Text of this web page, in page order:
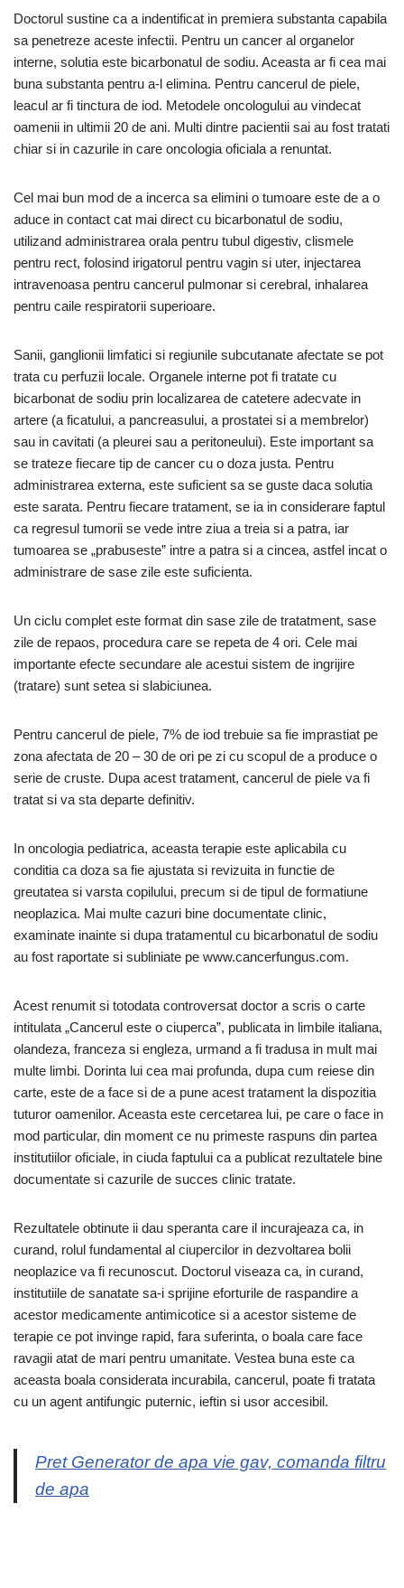
Doctorul sustine ca a indentificat in premiera substanta capabila
sa penetreze aceste infectii. Pentru un cancer al organelor
interne, solutia este bicarbonatul de sodiu. Aceasta ar fi cea mai
buna substanta pentru a-l elimina. Pentru cancerul de piele,
leacul ar fi tinctura de iod. Metodele oncologului au vindecat
oamenii in ultimii 20 de ani. Multi dintre pacientii sai au fost tratati
chiar si in cazurile in care oncologia oficiala a renuntat.
Cel mai bun mod de a incerca sa elimini o tumoare este de a o
aduce in contact cat mai direct cu bicarbonatul de sodiu,
utilizand administrarea orala pentru tubul digestiv, clismele
pentru rect, folosind irigatorul pentru vagin si uter, injectarea
intravenoasa pentru cancerul pulmonar si cerebral, inhalarea
pentru caile respiratorii superioare.
Sanii, ganglionii limfatici si regiunile subcutanate afectate se pot
trata cu perfuzii locale. Organele interne pot fi tratate cu
bicarbonat de sodiu prin localizarea de catetere adecvate in
artere (a ficatului, a pancreasului, a prostatei si a membrelor)
sau in cavitati (a pleurei sau a peritoneului). Este important sa
se trateze fiecare tip de cancer cu o doza justa. Pentru
administrarea externa, este suficient sa se guste daca solutia
este sarata. Pentru fiecare tratament, se ia in considerare faptul
ca regresul tumorii se vede intre ziua a treia si a patra, iar
tumoarea se „prabuseste” intre a patra si a cincea, astfel incat o
administrare de sase zile este suficienta.
Un ciclu complet este format din sase zile de tratatment, sase
zile de repaos, procedura care se repeta de 4 ori. Cele mai
importante efecte secundare ale acestui sistem de ingrijire
(tratare) sunt setea si slabiciunea.
Pentru cancerul de piele, 7% de iod trebuie sa fie imprastiat pe
zona afectata de 20 – 30 de ori pe zi cu scopul de a produce o
serie de cruste. Dupa acest tratament, cancerul de piele va fi
tratat si va sta departe definitiv.
In oncologia pediatrica, aceasta terapie este aplicabila cu
conditia ca doza sa fie ajustata si revizuita in functie de
greutatea si varsta copilului, precum si de tipul de formatiune
neoplazica. Mai multe cazuri bine documentate clinic,
examinate inainte si dupa tratamentul cu bicarbonatul de sodiu
au fost raportate si subliniate pe www.cancerfungus.com.
Acest renumit si totodata controversat doctor a scris o carte
intitulata „Cancerul este o ciuperca”, publicata in limbile italiana,
olandeza, franceza si engleza, urmand a fi tradusa in mult mai
multe limbi. Dorinta lui cea mai profunda, dupa cum reiese din
carte, este de a face si de a pune acest tratament la dispozitia
tuturor oamenilor. Aceasta este cercetarea lui, pe care o face in
mod particular, din moment ce nu primeste raspuns din partea
institutiilor oficiale, in ciuda faptului ca a publicat rezultatele bine
documentate si cazurile de succes clinic tratate.
Rezultatele obtinute ii dau speranta care il incurajeaza ca, in
curand, rolul fundamental al ciupercilor in dezvoltarea bolii
neoplazice va fi recunoscut. Doctorul viseaza ca, in curand,
institutiile de sanatate sa-i sprijine eforturile de raspandire a
acestor medicamente antimicotice si a acestor sisteme de
terapie ce pot invinge rapid, fara suferinta, o boala care face
ravagii atat de mari pentru umanitate. Vestea buna este ca
aceasta boala considerata incurabila, cancerul, poate fi tratata
cu un agent antifungic puternic, ieftin si usor accesibil.
Pret Generator de apa vie gav, comanda filtru
de apa